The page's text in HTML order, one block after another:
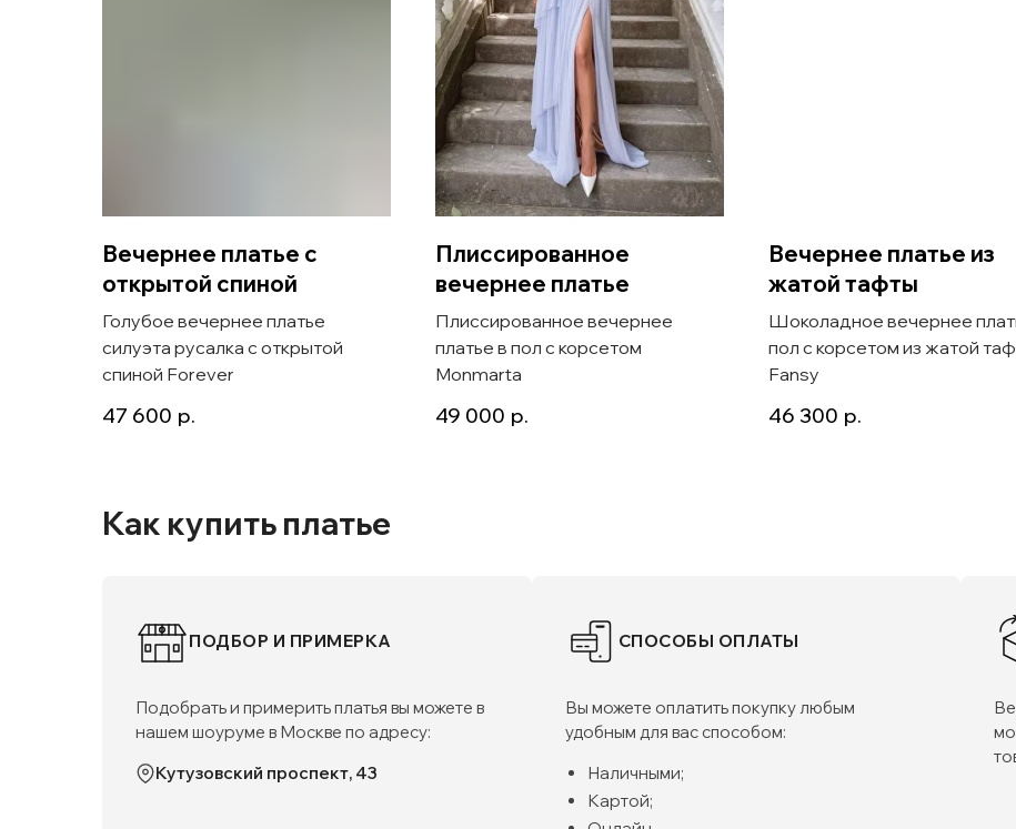
Вечернее платье с
открытой спиной
Голубое вечернее платье
силуэта русалка с открытой
спиной Forever
47 600 р.
Плиссированное
вечернее платье
Плиссированное вечернее
платье в пол с корсетом
Monmarta
49 000 р.
Вечернее платье из
жатой тафты
Шоколадное вечернее
пол с корсетом из жатой
Fansy
46 300 р.
Как купить платье
ПОДБОР И ПРИМЕРКА
Подобрать и примерить платья вы можете в
нашем шоуруме в Москве по адресу:
Кутузовский проспект, 43
СПОСОБЫ ОПЛАТЫ
Вы можете оплатить покупку любым
удобным для вас способом:
Наличными;
Картой;